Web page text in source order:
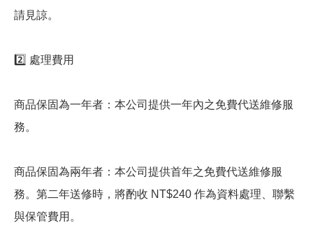
請見諒。
2️⃣ 處理費用
商品保固為一年者：本公司提供一年內之免費代送維修服
務。
商品保固為兩年者：本公司提供首年之免費代送維修服
務。第二年送修時，將酌收 NT$240 作為資料處理、聯繫
與保管費用。